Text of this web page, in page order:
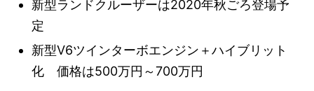
新型ランドクルーザーは2020年秋ごろ登場予
定
新型V6ツインターボエンジン＋ハイブリット
化 価格は500万円～700万円